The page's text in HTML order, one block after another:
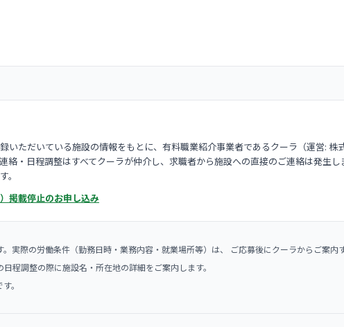
いただいている施設の情報をもとに、有料職業紹介事業者であるクーラ（運営:
絡・日程調整はすべてクーラが仲介し、求職者から施設への直接のご連絡は発生
。
掲載停止のお申し込み
実際の労働条件（勤務日時・業務内容・就業場所等）は、 ご応募後にクーラからご案内
程調整の際に施設名・所在地の詳細をご案内します。
。